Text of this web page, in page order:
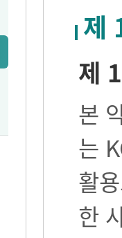
제
제
본
는
활
한